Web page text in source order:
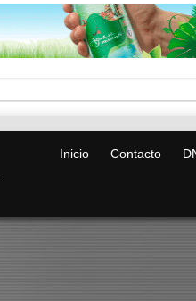
Inicio Contacto